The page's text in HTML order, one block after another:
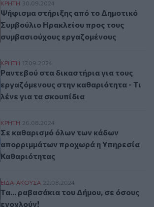
Ψήφισμα στήριξης από το Δημοτικό
ΚΡΗΤΗ 30.09.2024
Ψήφισμα στήριξης από το Δημοτικό
Συμβούλιο Ηρακλείου προς τους
συμβασιούχους εργαζομένους
Ραντεβού στα δικαστήρια για τους
ΚΡΗΤΗ 17.09.2024
Ραντεβού στα δικαστήρια για τους
εργαζόμενους στην καθαριότητα - Τι
λένε για τα σκουπίδια
Σε καθαρισμό όλων των κάδων
ΚΡΗΤΗ 26.08.2024
Σε καθαρισμό όλων των κάδων
απορριμμάτων προχωρά η Υπηρεσία
Καθαριότητας
Τα... ραβασάκια του Δήμου, σε όσους
ΕΙΔΑ-ΑΚΟΥΣΑ 22.08.2024
Τα... ραβασάκια του Δήμου, σε όσους
ενοχλούν!